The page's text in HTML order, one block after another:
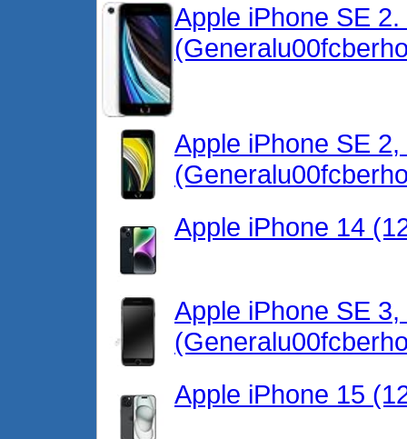
Apple iPhone SE
Apple iPhone SE
Apple iPhone 14
Apple iPhone SE
Apple iPhone 15